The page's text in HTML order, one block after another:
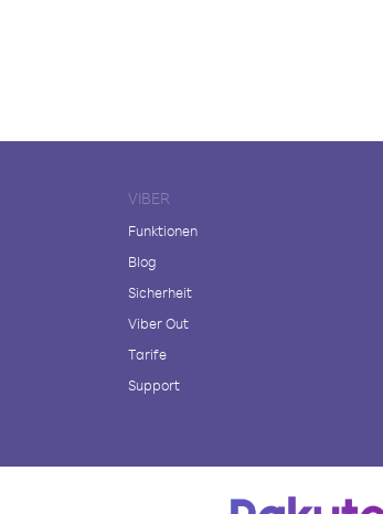
VIBER
Funktionen
Blog
Sicherheit
Viber Out
Tarife
Support